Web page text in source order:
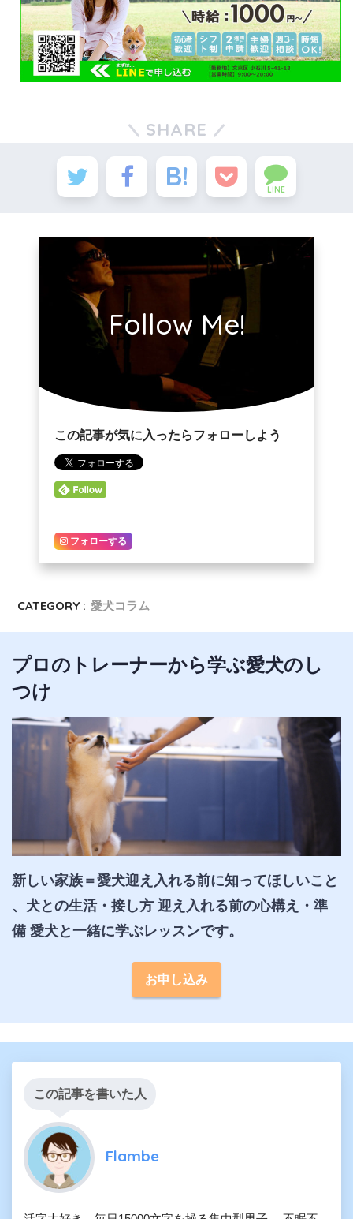
SHARE
LINE
Follow Me!
この記事が気に入ったらフォローしよう
フォローする
CATEGORY : 愛犬コラム
プロのトレーナーから学ぶ愛犬のし
つけ
新しい家族＝愛犬迎え入れる前に知ってほしいこと
、犬との生活・接し方 迎え入れる前の心構え・準
備 愛犬と一緒に学ぶレッスンです。
お申し込み
この記事を書いた人
Flambe